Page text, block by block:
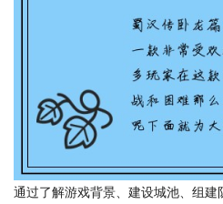
通过了解游戏背景、建设城池、组